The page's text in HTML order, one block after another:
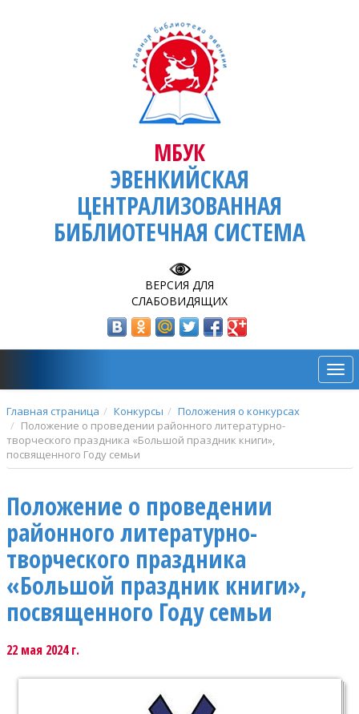
МБУК
ЭВЕНКИЙСКАЯ
ЦЕНТРАЛИЗОВАННАЯ
БИБЛИОТЕЧНАЯ СИСТЕМА
ВЕРСИЯ ДЛЯ
СЛАБОВИДЯЩИХ
Главная страница Конкурсы
Положения о конкурсах
Положение о проведении районного литературно-
творческого праздника «Большой праздник книги»,
посвященного Году семьи
Положение о проведении
районного литературно-
творческого праздника
«Большой праздник книги»,
посвященного Году семьи
22 мая 2024 г.